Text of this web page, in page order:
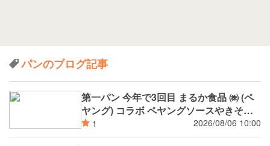
パンのブログ記事
第一パン 今年で3回目 まるか食品 ㈱ (ペ
ヤング) コラボ ペヤングソースやきそば
揚げパン
1 2026/08/06 10:00